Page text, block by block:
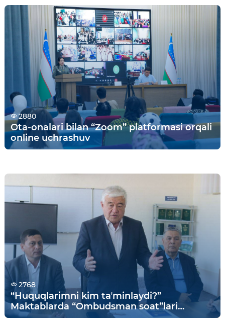
2880
Ota-onalari bilan “Zoom” platformasi orqali
online uchrashuv
2768
“Huquqlarimni kim taʼminlaydi?”
Maktablarda “Ombudsman soat”lari
o‘tkazilmoqda